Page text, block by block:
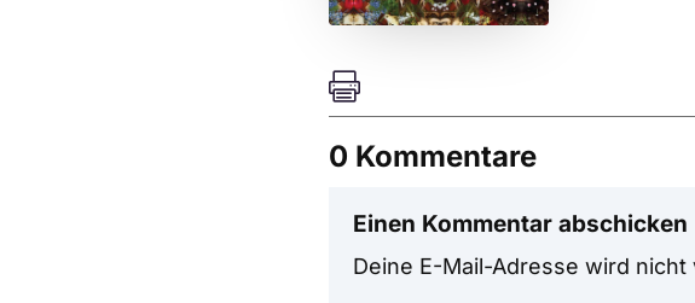

0 Kommentare
Einen Kommentar abschicken
Deine E-Mail-Adresse wird